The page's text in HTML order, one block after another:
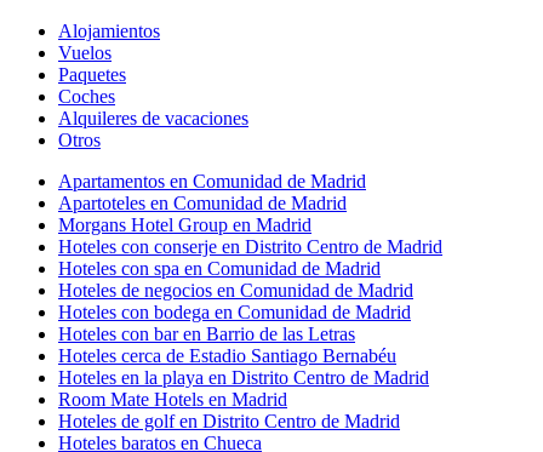
Alojamientos
Vuelos
Paquetes
Coches
Alquileres de vacaciones
Otros
Apartamentos en Comunidad de Madrid
Apartoteles en Comunidad de Madrid
Morgans Hotel Group en Madrid
Hoteles con conserje en Distrito Centro de Madrid
Hoteles con spa en Comunidad de Madrid
Hoteles de negocios en Comunidad de Madrid
Hoteles con bodega en Comunidad de Madrid
Hoteles con bar en Barrio de las Letras
Hoteles cerca de Estadio Santiago Bernabéu
Hoteles en la playa en Distrito Centro de Madrid
Room Mate Hotels en Madrid
Hoteles de golf en Distrito Centro de Madrid
Hoteles baratos en Chueca